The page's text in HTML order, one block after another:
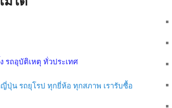
รถอุบัติเหตุ ทั่วประเทศ
ปุ่น รถยุโรป ทุกยี่ห้อ ทุกสภาพ เรารับซื้อ